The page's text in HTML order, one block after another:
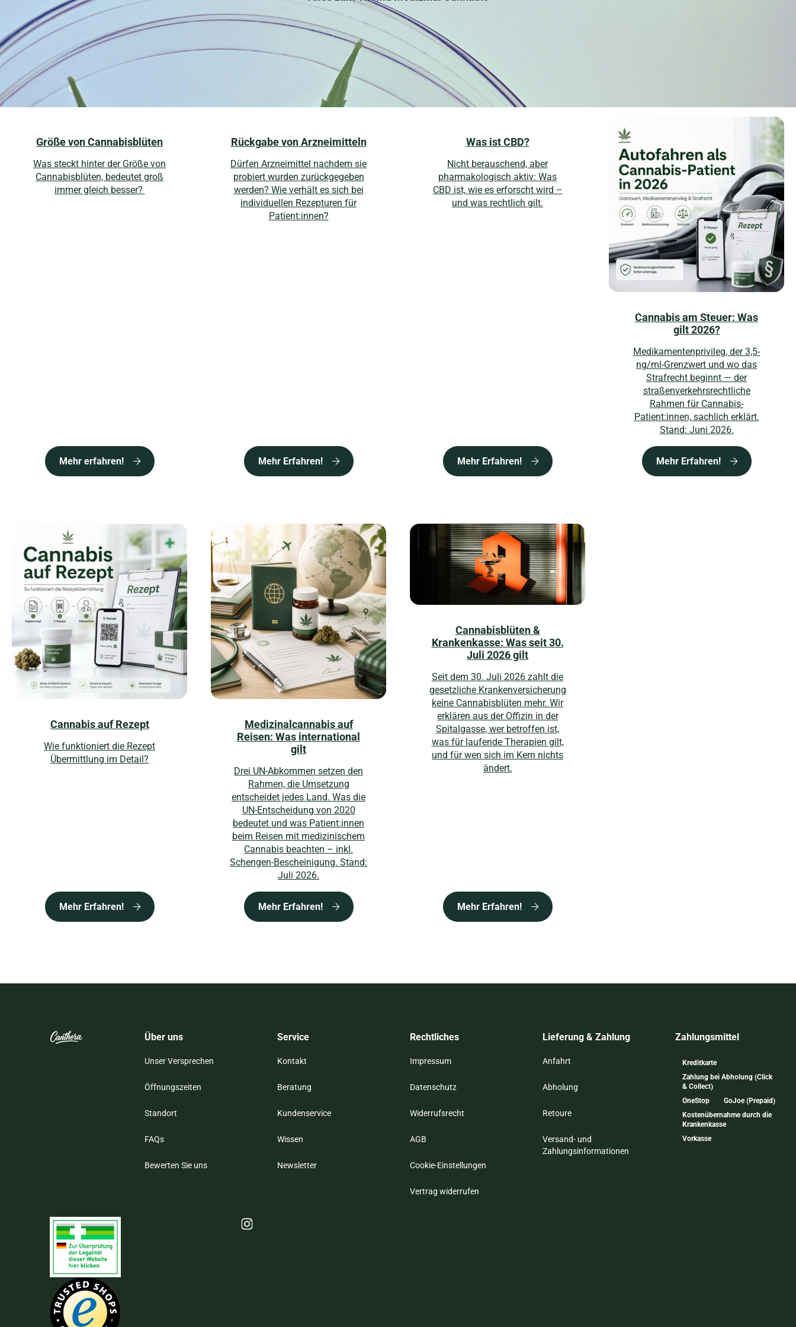
Größe von Cannabisblüten
Was steckt hinter der Größe von
Cannabisblüten, bedeutet groß
immer gleich besser?
Mehr erfahren!
Rückgabe von Arzneimitteln
Dürfen Arzneimittel nachdem sie
probiert wurden zurückgegeben
werden? Wie verhält es sich bei
individuellen Rezepturen für
Patient:innen?
Mehr Erfahren!
Was ist CBD?
Nicht berauschend, aber
pharmakologisch aktiv: Was
CBD ist, wie es erforscht wird –
und was rechtlich gilt.
Mehr Erfahren!
Cannabis am Steuer: Was
gilt 2026?
Medikamentenprivileg, der 3,5-
ng/ml-Grenzwert und wo das
Strafrecht beginnt — der
straßenverkehrsrechtliche
Rahmen für Cannabis-
Patient:innen, sachlich erklärt.
Stand: Juni 2026.
Mehr Erfahren!
Cannabis auf Rezept
Wie funktioniert die Rezept
Übermittlung im Detail?
Mehr Erfahren!
Medizinalcannabis auf
Reisen: Was international
gilt
Drei UN-Abkommen setzen den
Rahmen, die Umsetzung
entscheidet jedes Land. Was die
UN-Entscheidung von 2020
bedeutet und was Patient:innen
beim Reisen mit medizinischem
Cannabis beachten – inkl.
Schengen-Bescheinigung. Stand:
Juli 2026.
Mehr Erfahren!
Cannabisblüten &
Krankenkasse: Was seit 30.
Juli 2026 gilt
Seit dem 30. Juli 2026 zahlt die
gesetzliche Krankenversicherung
keine Cannabisblüten mehr. Wir
erklären aus der Offizin in der
Spitalgasse, wer betroffen ist,
was für laufende Therapien gilt,
und für wen sich im Kern nichts
ändert.
Mehr Erfahren!
Über uns
Unser Versprechen
Öffnungszeiten
Standort
FAQs
Bewerten Sie uns
Service
Kontakt
Beratung
Kundenservice
Wissen
Newsletter
Rechtliches
Impressum
Datenschutz
Widerrufsrecht
AGB
Cookie-Einstellungen
Vertrag widerrufen
Lieferung & Zahlung
Anfahrt
Abholung
Retoure
Versand- und
Zahlungsinformationen
Zahlungsmittel
Kreditkarte
Zahlung bei Abholung (Click
& Collect)
OneStop
GoJoe (Prepaid)
Kostenübernahme durch die
Krankenkasse
Vorkasse